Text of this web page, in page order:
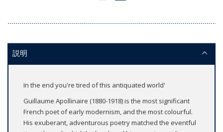
説明
In the end you're tired of this antiquated world'
Guillaume Apollinaire (1880-1918) is the most significant
French poet of early modernism, and the most colourful.
His exuberant, adventurous poetry matched the eventful